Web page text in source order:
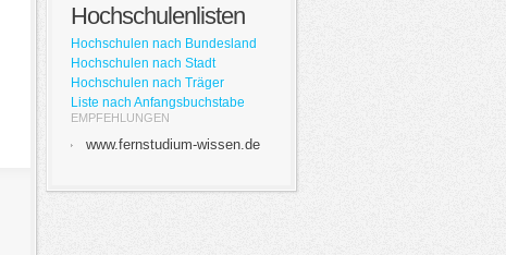
Hochschulenlisten
Hochschulen nach Bundesland
Hochschulen nach Stadt
Hochschulen nach Träger
Liste nach Anfangsbuchstabe
EMPFEHLUNGEN
www.fernstudium-wissen.de